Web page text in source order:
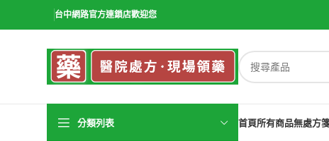
台中網路官方連鎖店歡迎您
分類列表 首頁所有商品無處方